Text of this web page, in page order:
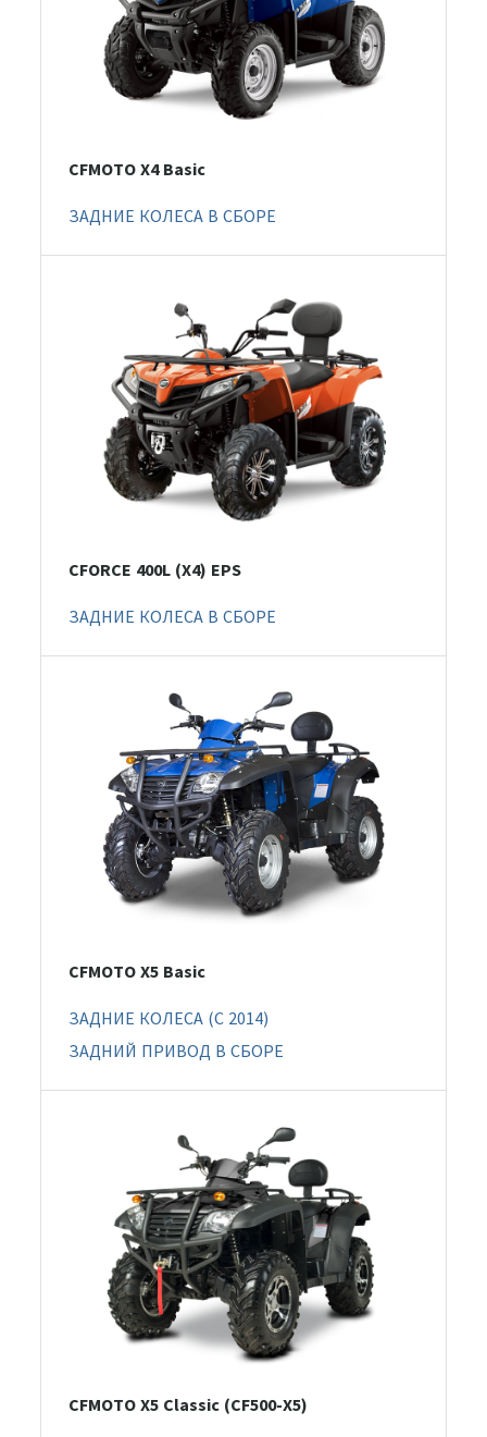
CFMOTO X4 Basic
ЗАДНИЕ КОЛЕСА В СБОРЕ
CFORCE 400L (X4) EPS
ЗАДНИЕ КОЛЕСА В СБОРЕ
CFMOTO X5 Basic
ЗАДНИЕ КОЛЕСА (C 2014)
ЗАДНИЙ ПРИВОД В СБОРЕ
CFMOTO X5 Classic (CF500-X5)